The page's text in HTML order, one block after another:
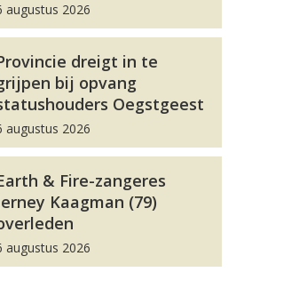
augustus 2026
dreigt in te
bij opvang
Oegstgeest
augustus 2026
& Fire-zangeres
Kaagman (79)
augustus 2026